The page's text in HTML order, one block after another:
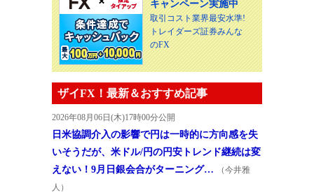
キャンペーン実施中
取引コスト業界最安水準!
トレイダーズ証券みんな
のFX
ザイFX！最新＆おすすめ記事
2026年08月06日(木)17時00分公開
日米協調介入の影響で円は一時的に方向感を失
いそうだが、米ドル/円の円安トレンド継続は変
えない！9月日銀会合がターニング…
（今井雅
人）